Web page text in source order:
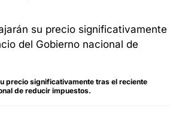
precio significativamente tras el reciente
de reducir impuestos.